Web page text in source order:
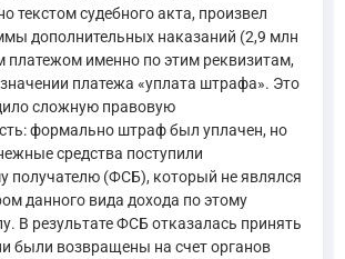
текстом судебного акта, произвел
дополнительных наказаний (2,9 млн
платежом именно по этим реквизитам,
платежа «уплата штрафа». Это
сложную правовую
формально штраф был уплачен, но
средства поступили
получателю (ФСБ), который не являлся
данного вида дохода по этому
В результате ФСБ отказалась принять
были возвращены на счет органов